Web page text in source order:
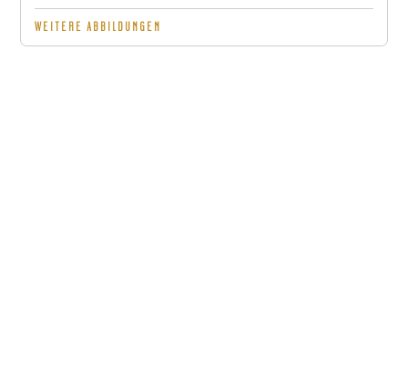
WEITERE ABBILDUNGEN